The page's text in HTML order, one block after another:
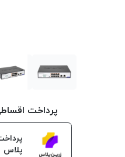
پرداخت
پلاس